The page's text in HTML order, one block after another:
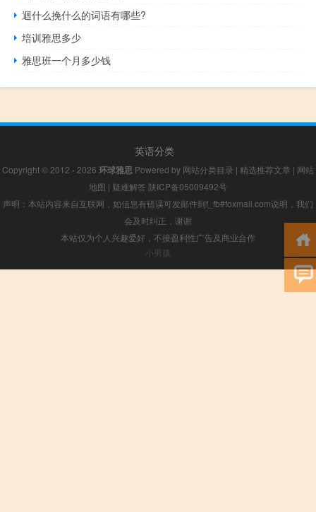
迴什么挽什么的词语有哪些?
培训雅思多少
雅思班一个月多少钱
英语分类
Copyright © 2012 - 2026 环球雅思 Powered by 网站分类目录 | 精选推荐文章 | 网站
地图 | 疑难解答 陕ICP备05009492号
声明：本站内容来自互联网，如信息有错误可发邮件到f_fb#foxmail.com说明，我们
会及时纠正，谢谢
本站仅为个人兴趣爱好，不接盈利性广告及商业合作
小男孩